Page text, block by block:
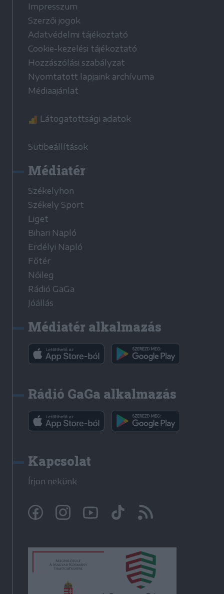
Impresszum
Szerzői jogok
Adatvédelmi tájékoztató
Cookie-kezelési tájékoztató
Hozzászólási szabályzat
Nyomtatott lapjaink archívuma
Médiaajánlat
Látogatottsági adatok
Sütibeállítások
Médiatér
Székelyhon
Székely Sport
Liget
Bihari Napló
Erdélyi Napló
Főtér
Nőileg
Rádió GaGa
Jóállás
Médiatér alkalmazás
Rádió GaGa alkalmazás
Kapcsolat
Írjon nekünk